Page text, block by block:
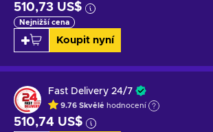
510,73 US$
Nejnižší cena
Koupit nyní
Fast Delivery 24/7
9.76 Skvělé hodnocení
510,74 US$